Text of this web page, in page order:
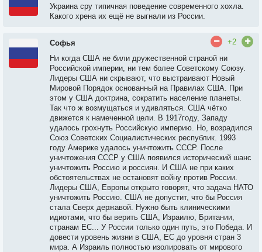
Украина сру типичная поведение современного хохла.
Какого хрена их ещё не выгнали из России.
Софья
+2
Ни когда США не били дружественной страной ни
Российской империи, ни тем более Советскому Союзу.
Лидеры США ни скрывают, что выстраивают Новый
Мировой Порядок основанный на Правилах США. При
этом у США доктрина, сократить население планеты.
Так что ж возмущаться и удивляться. США чётко
движется к намеченной цели. В 1917году, Западу
удалось грохнуть Российскую империю. Но, возрадился
Союз Советских Социалистических республик. 1993
году Америке удалось уничтожить СССР. После
уничтожения СССР у США появился исторический шанс
уничтожить Россию и россиян. И США не при каких
обстоятельствах не остановят войну против России.
Лидеры США, Европы открыто говорят, что задача НАТО
уничтожить Россию. США не допустит, что бы Россия
стала Сверх державой. Нужно быть клиническими
идиотами, что бы верить США, Израилю, Британии,
странам ЕС... У России только один путь, это Победа. И
довести уровень жизни в США, ЕС до уровня стран 3
мира. А Израиль полностью изолировать от мирового